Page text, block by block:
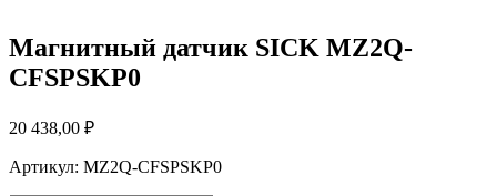
Магнитный датчик SICK MZ2Q-
CFSPSKP0
20 438,00 ₽
Артикул: MZ2Q-CFSPSKP0